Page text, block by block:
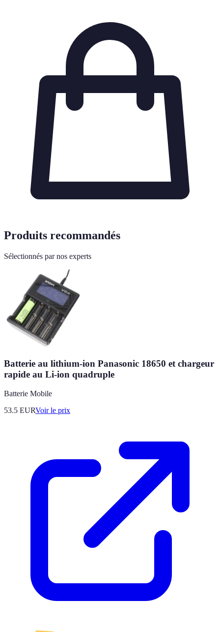
Produits recommandés
Sélectionnés par nos experts
Batterie au lithium-ion Panasonic 18650 et chargeur
rapide au Li-ion quadruple
Batterie Mobile
53.5 EURVoir le prix